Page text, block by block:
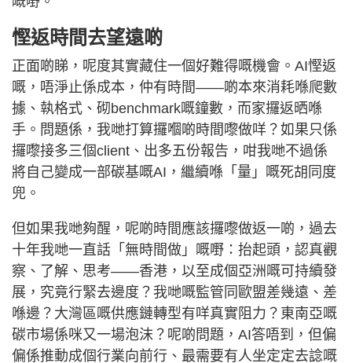
慳返時間去望遠啲
正面啲睇，呢度其實藏住一個好難得嘅機會。AI慳返
嘅，唔淨止係成本，仲有時間——啲本來消耗喺爬數
據、執格式、砌benchmark嘅鐘數，而家攞返晒喺
手。問題係，我哋打算攞嗰啲時間嚟做咩？如果只係
攞嚟接多三個client、出多五份報告，咁我哋不過係
將自己變成一部碳基嘅AI，繼續喺「量」嘅死胡同度
兜。
但如果我哋夠醒，呢啲時間應該攞嚟做返一啲，過去
十年我哋一直話「無時間做」嘅嘢：抬起頭，認真觀
察、了解、思考——香港，以至成個亞洲嘅可持續發
展，究竟行緊去邊度？我哋嘅監管同歐盟差幾遠、差
喺邊？大灣區嘅供應鏈轉型有咩真實阻力？東南亞嘅
碳市場係咪又一場泡沫？呢啲問題，AI答唔到，但偏
偏係推動成個行業向前行、最需要有人坐定定去諗嘅